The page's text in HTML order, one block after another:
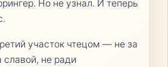
Но не узнал. И теперь
участок чтецом — не за
славой, не ради